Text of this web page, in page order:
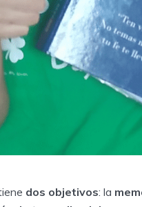
dos objetivos: la